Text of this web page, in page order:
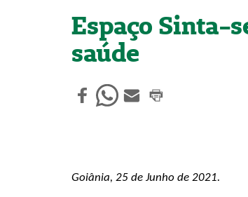
Espaço Sinta-
saúde
Goiânia, 25 de Junho de 2021.